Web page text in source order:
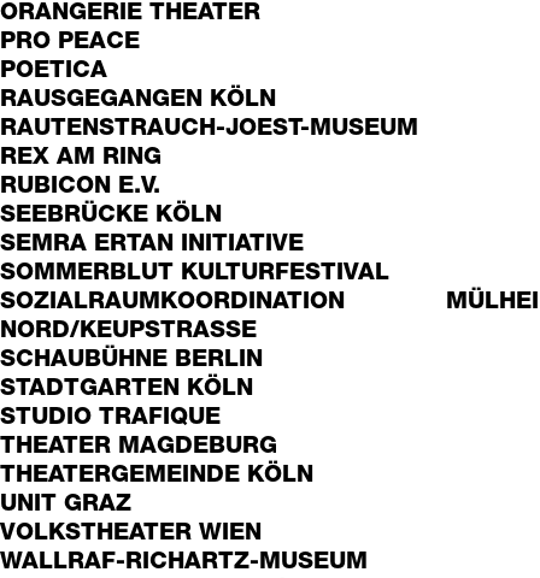
ORANGERIE THEATER
PRO PEACE
POETICA
RAUSGEGANGEN KÖLN
RAUTENSTRAUCH-JOEST-MUSEUM
REX AM RING
RUBICON E.V.
SEEBRÜCKE KÖLN
SEMRA ERTAN INITIATIVE
SOMMERBLUT KULTURFESTIVAL
SOZIALRAUMKOORDINATION
NORD/KEUPSTRASSE
SCHAUBÜHNE BERLIN
STADTGARTEN KÖLN
STUDIO TRAFIQUE
THEATER MAGDEBURG
THEATERGEMEINDE KÖLN
UNIT GRAZ
VOLKSTHEATER WIEN
WALLRAF-RICHARTZ-MUSEUM